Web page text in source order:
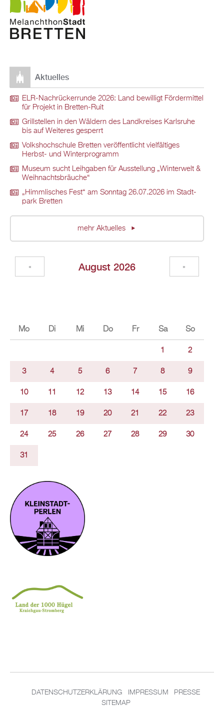
Ak­tu­el­les
ELR-Nach­rü­ck­er­run­de 2026: Land be­wil­ligt För­der­mit­tel
für Pro­jekt in Brett­en-Ruit
Grill­stel­len in den Wäl­dern des Land­krei­ses Karls­ru­he
bis auf Wei­te­res ge­sperrt
Volks­hoch­schu­le Brett­en ver­öf­fent­licht viel­fäl­ti­ges
Herbst- und Win­ter­pro­gramm
Mu­se­um sucht Leih­ga­ben für Aus­stel­lung „Win­ter­welt &
Weih­nachts­bräu­che“
„Himm­li­sches Fest“ am Sonn­tag 26.07.2026 im Stadt­
park Brett­en
mehr Ak­tu­el­les
Au­gust 2026
« »
Mo Di Mi Do Fr Sa So
1 2
3 4 5 6 7 8 9
10 11 12 13 14 15 16
17 18 19 20 21 22 23
24 25 26 27 28 29 30
31
DA­TEN­SCHUT­Z­ER­KLÄ­RUNG IM­PRES­SUM
PRES­SE
SITEMAP